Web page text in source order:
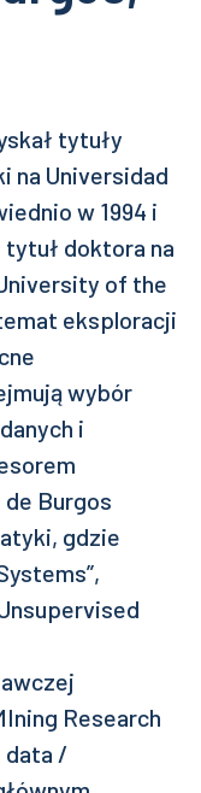
tytuły
na Universidad
w 1994 i
tytuł doktora na
of the
eksploracji
wybór
i
Burgos
gdzie
Research
data /